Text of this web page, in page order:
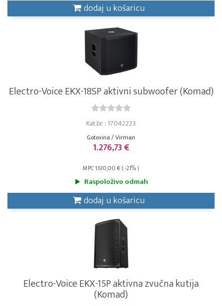
dodaj u košaricu
Electro-Voice EKX-18SP aktivni subwoofer (Komad)
Kat.br. : 17042223
Gotovina / Virman
1.276,73 €
MPC 1.610,00 € ( -21% )
Raspoloživo odmah
dodaj u košaricu
Electro-Voice EKX-15P aktivna zvučna kutija
(Komad)